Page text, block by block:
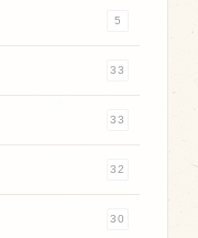
5
33
33
32
30